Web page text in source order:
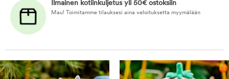
Ilmainen kotiinkuljetus yli 50€ ostoksiin
Mau! Toimitamme tilauksesi aina veloituksetta myymälään